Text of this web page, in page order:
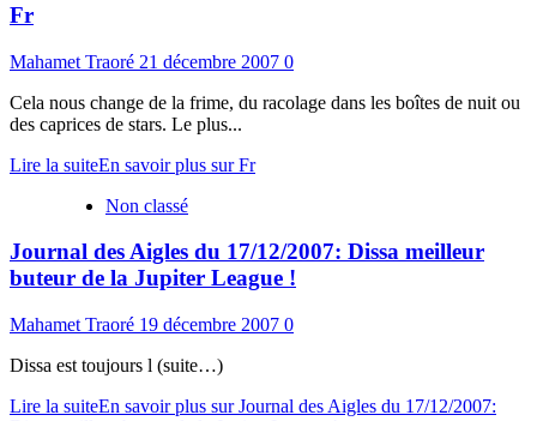
Fr
Mahamet Traoré 21 décembre 2007 0
Cela nous change de la frime, du racolage dans les boîtes de nuit ou
des caprices de stars. Le plus...
Lire la suiteEn savoir plus sur Fr
Non classé
Journal des Aigles du 17/12/2007: Dissa meilleur
buteur de la Jupiter League !
Mahamet Traoré 19 décembre 2007 0
Dissa est toujours l (suite…)
Lire la suiteEn savoir plus sur Journal des Aigles du 17/12/2007: